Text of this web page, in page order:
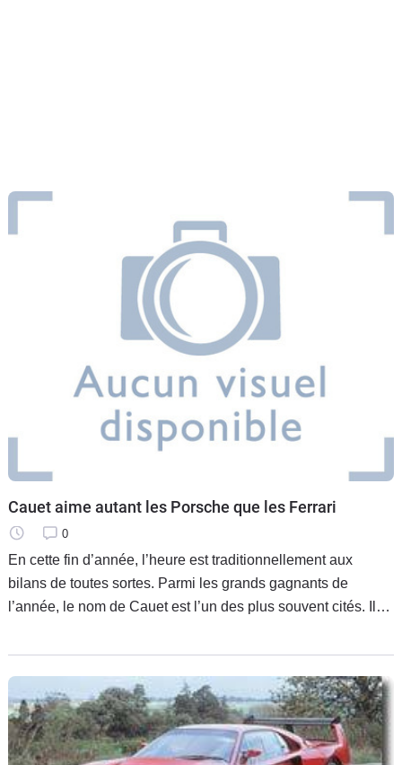
Cauet aime autant les Porsche que les Ferrari
0
En cette fin d’année, l’heure est traditionnellement aux
bilans de toutes sortes. Parmi les grands gagnants de
l’année, le nom de Cauet est l’un des plus souvent cités. Il
touche se